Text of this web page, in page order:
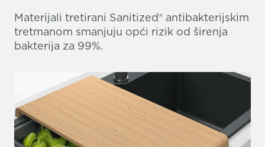
Materijali tretirani Sanitized® antibakterijskim
tretmanom smanjuju opći rizik od širenja
bakterija za 99%.